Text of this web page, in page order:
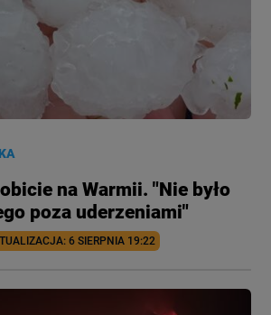
na Warmii. "Nie było
poza uderzeniami"
6 SIERPNIA 19:22